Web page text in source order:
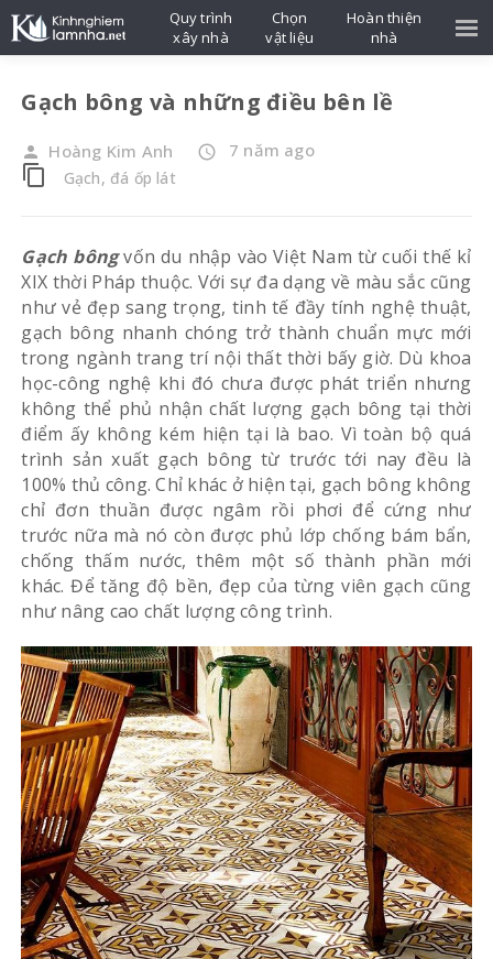
Gạch bông và những điều bên lề
person Hoàng Kim Anh access_time 7 năm ago
content_copy Gạch, đá ốp lát
Gạch bôngvốn du nhập vào Việt Nam từ cuối thế kỉ
XIX thời Pháp thuộc. Với sự đa dạng về màu sắc cũng
như vẻ đẹp sang trọng, tinh tế đầy tính nghệ thuật,
gạch bông nhanh chóng trở thành chuẩn mực mới
trong ngành trang trí nội thất thời bấy giờ. Dù khoa
học-công nghệ khi đó chưa được phát triển nhưng
không thể phủ nhận chất lượng gạch bông tại thời
điểm ấy không kém hiện tại là bao. Vì toàn bộ quá
trình sản xuất gạch bông từ trước tới nay đều là
100% thủ công. Chỉ khác ở hiện tại, gạch bông không
chỉ đơn thuần được ngâm rồi phơi để cứng như
trước nữa mà nó còn được phủ lớp chống bám bẩn,
chống thấm nước, thêm một số thành phần mới
khác. Để tăng độ bền, đẹp của từng viên gạch cũng
như nâng cao chất lượng công trình.
Quy trình
xây nhà
Chọn
vật liệu
Hoàn thiện
nhà